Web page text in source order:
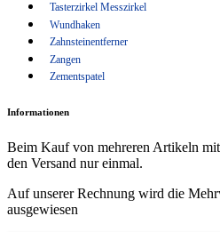
Tasterzirkel Messzirkel
Wundhaken
Zahnsteinentferner
Zangen
Zementspatel
Informationen
Beim Kauf von mehreren Artikeln
den Versand nur einmal.
Auf unserer Rechnung wird die
ausgewiesen